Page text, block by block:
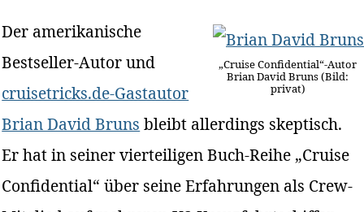
„Cruise Confidential“-Autor
Brian David Bruns (Bild:
privat)
Der amerikanische
Bestseller-Autor und
cruisetricks.de-Gastautor
Brian David Bruns bleibt allerdings skeptisch.
Er hat in seiner vierteiligen Buch-Reihe „Cruise
Confidential“ über seine Erfahrungen als Crew-